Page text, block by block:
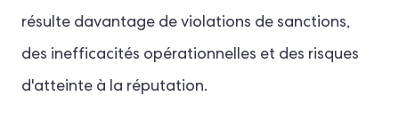
résulte davantage de violations de sanctions,
des inefficacités opérationnelles et des risques
d'atteinte à la réputation.